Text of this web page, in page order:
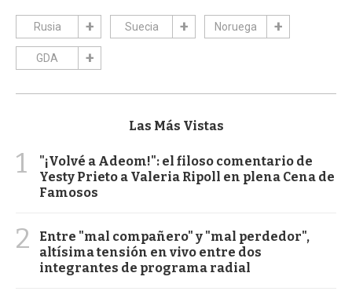
Rusia Suecia Noruega
GDA
Las Más Vistas
1
"¡Volvé a Adeom!": el filoso comentario de
Yesty Prieto a Valeria Ripoll en plena Cena de
Famosos
2
Entre "mal compañero" y "mal perdedor",
altísima tensión en vivo entre dos
integrantes de programa radial